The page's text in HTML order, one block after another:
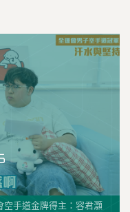
空手道金牌得主：容君灝